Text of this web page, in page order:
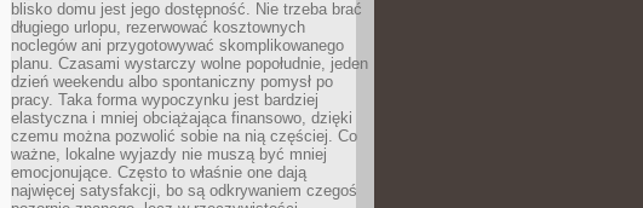
blisko domu jest jego dostępność. Nie trzeba brać
długiego urlopu, rezerwować kosztownych
noclegów ani przygotowywać skomplikowanego
planu. Czasami wystarczy wolne popołudnie, jeden
dzień weekendu albo spontaniczny pomysł po
pracy. Taka forma wypoczynku jest bardziej
elastyczna i mniej obciążająca finansowo, dzięki
czemu można pozwolić sobie na nią częściej. Co
ważne, lokalne wyjazdy nie muszą być mniej
emocjonujące. Często to właśnie one dają
najwięcej satysfakcji, bo są odkrywaniem czegoś